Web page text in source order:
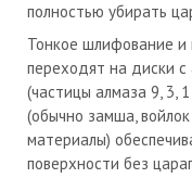
полностью убирать
Тонкое шлифование и
переходят на диски с
(частицы алмаза 9, 3,
(обычно замша,
материалы)
поверхности без